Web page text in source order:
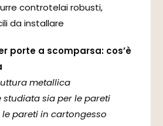
controtelai robusti,
da installare
porte a scomparsa: cos’è
metallica
sia per le pareti
pareti in cartongesso